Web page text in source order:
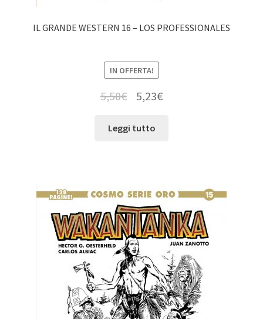
IL GRANDE WESTERN 16 – LOS PROFESSIONALES
IN OFFERTA!
5,50€ 5,23€
Leggi tutto